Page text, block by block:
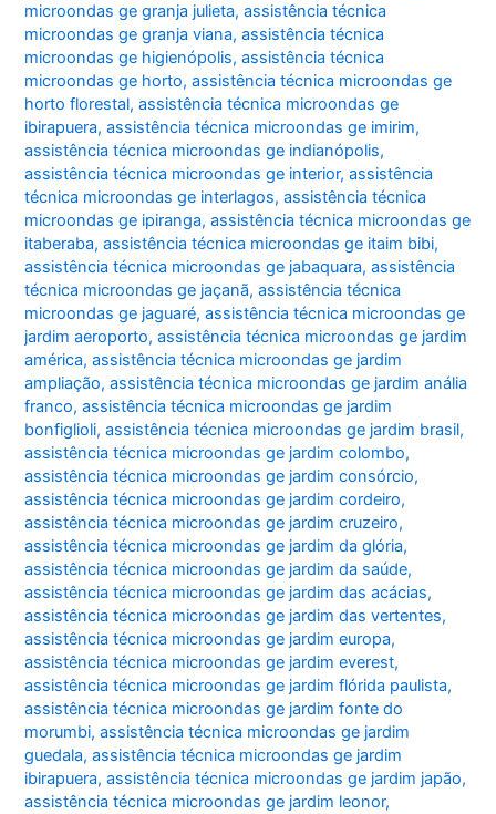
microondas ge granja julieta,assistência técnica
microondas ge granja viana,assistência técnica
microondas ge higienópolis,assistência técnica
microondas ge horto,assistência técnica microondas ge
horto florestal,assistência técnica microondas ge
ibirapuera,assistência técnica microondas ge imirim,
assistência técnica microondas ge indianópolis,
assistência técnica microondas ge interior,assistência
técnica microondas ge interlagos,assistência técnica
microondas ge ipiranga,assistência técnica microondas ge
itaberaba,assistência técnica microondas ge itaim bibi,
assistência técnica microondas ge jabaquara,assistência
técnica microondas ge jaçanã,assistência técnica
microondas ge jaguaré,assistência técnica microondas ge
jardim aeroporto,assistência técnica microondas ge jardim
américa,assistência técnica microondas ge jardim
ampliação,assistência técnica microondas ge jardim anália
franco,assistência técnica microondas ge jardim
bonfiglioli,assistência técnica microondas ge jardim brasil,
assistência técnica microondas ge jardim colombo,
assistência técnica microondas ge jardim consórcio,
assistência técnica microondas ge jardim cordeiro,
assistência técnica microondas ge jardim cruzeiro,
assistência técnica microondas ge jardim da glória,
assistência técnica microondas ge jardim da saúde,
assistência técnica microondas ge jardim das acácias,
assistência técnica microondas ge jardim das vertentes,
assistência técnica microondas ge jardim europa,
assistência técnica microondas ge jardim everest,
assistência técnica microondas ge jardim flórida paulista,
assistência técnica microondas ge jardim fonte do
morumbi,assistência técnica microondas ge jardim
guedala,assistência técnica microondas ge jardim
ibirapuera,assistência técnica microondas ge jardim japão,
assistência técnica microondas ge jardim leonor,